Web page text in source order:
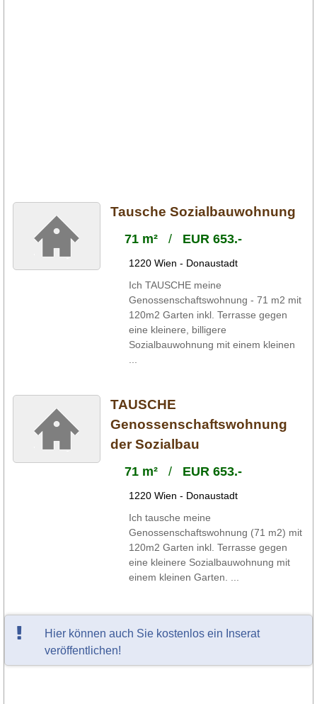
Tausche Sozialbauwohnung
71 m²/ EUR 653.-
1220 Wien - Donaustadt
Ich TAUSCHE meine
Genossenschaftswohnung - 71 m2 mit
120m2 Garten inkl. Terrasse gegen
eine kleinere, billigere
Sozialbauwohnung mit einem kleinen
TAUSCHE
Genossenschaftswohnung
der Sozialbau
71 m²/ EUR 653.-
1220 Wien - Donaustadt
Ich tausche meine
Genossenschaftswohnung (71 m2) mit
120m2 Garten inkl. Terrasse gegen
eine kleinere Sozialbauwohnung mit
einem kleinen Garten. ...
Hier können auch Sie kostenlos ein Inserat
veröffentlichen!